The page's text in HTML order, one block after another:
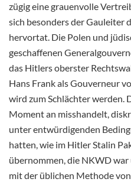
zügig eine grauenvolle
sich besonders der Gauleiter
hervortat. Die Polen und
geschaffenen
das Hitlers oberster
Hans Frank als Gouverneur
wird zum Schlächter werden.
Moment an misshandelt,
unter entwürdigenden
hatten, wie im Hitler Stalin
übernommen, die NKWD
mit der üblichen Methode